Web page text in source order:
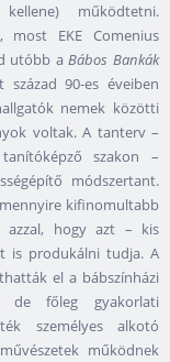
működtetni.
most EKE Comenius
utóbb aBábos Bankák
90-es éveiben
nemek közötti
voltak. A tanterv –
szakon –
módszertant.
kifinomultabb
azzal, hogy azt – kis
is produkálni tudja. A
el a bábszínházi
de főleg gyakorlati
személyes alkotó
működnek